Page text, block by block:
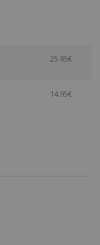
25.95€
14.95€